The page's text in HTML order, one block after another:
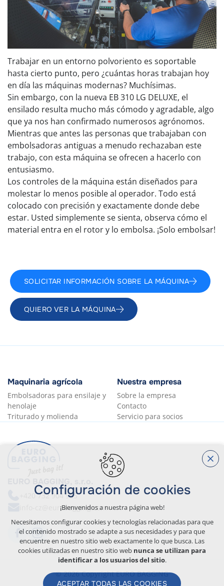
Trabajar en un entorno polvoriento es soportable
hasta cierto punto, pero ¿cuántas horas trabajan hoy
en día las máquinas modernas? Muchísimas.
Sin embargo, con la nueva EB 310 LG DELUXE, el
ensilado resulta mucho más cómodo y agradable, algo
que ya nos han confirmado numerosos agrónomos.
Mientras que antes las personas que trabajaban con
embolsadoras antiguas a menudo rechazaban este
trabajo, con esta máquina se ofrecen a hacerlo con
entusiasmo.
Los controles de la máquina están diseñados para
molestar lo menos posible al operador. Todo está
colocado con precisión y exactamente donde debe
estar. Usted simplemente se sienta, observa cómo el
material entra en el rotor y lo embolsa. ¡Solo embolsar!
SOLICITAR INFORMACIÓN SOBRE LA MÁQUINA
QUIERO VER LA MÁQUINA
+420 732 904 955
info-cz@eurobagging.com
Maquinaria agrícola
Embolsadoras para ensilaje y
henolaje
Triturado y molienda
Nuestra empresa
Sobre la empresa
Contacto
Servicio para socios
© 2026 Copyright EURO BAGGING
Configuración de cookies
¡Bienvenidos a nuestra página web!
Necesitamos configurar cookies y tecnologías relacionadas para que
el contenido mostrado se adapte a sus necesidades y para que
encuentre en nuestro sitio web exactamente lo que busca. Las
cookies utilizadas en nuestro sitio web nunca se utilizan para
identificar a los usuarios del sitio.
ACEPTAR TODAS LAS COOKIES